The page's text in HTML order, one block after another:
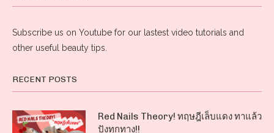
Subscribe us on Youtube for our lastest video tutorials and
other useful beauty tips.
RECENT POSTS
Red Nails Theory! ทฤษฎีเล็บแดง ทาแล้ว
ปังทุกทาง!!